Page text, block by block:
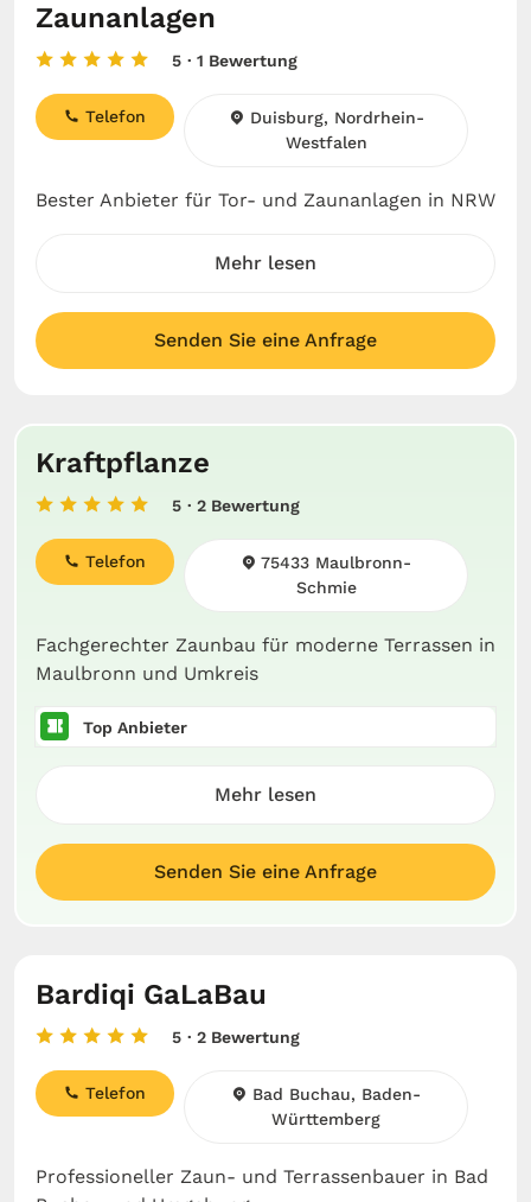
Zaunanlagen
5 · 1 Bewertung
Bester Anbieter für Tor- und Zaunanlagen in NRW
Telefon
Duisburg, Nordrhein-
Westfalen
Mehr lesen
Senden Sie eine Anfrage
Kraftpflanze
5 · 2 Bewertung
Fachgerechter Zaunbau für moderne Terrassen in
Maulbronn und Umkreis
Telefon
75433 Maulbronn-
Schmie
Top Anbieter
Mehr lesen
Senden Sie eine Anfrage
Bardiqi GaLaBau
5 · 2 Bewertung
Professioneller Zaun- und Terrassenbauer in Bad
Telefon
Bad Buchau, Baden-
Württemberg